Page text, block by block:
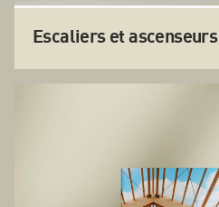
Escaliers et ascenseurs